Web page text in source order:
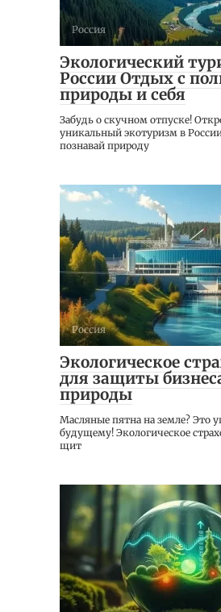
Россия
Экологический
России Отдых с
природы и себя
Забудь о скучном отпуске!
уникальный экотуризм в
познавай природу
Россия
Экологическое
для защиты
природы
Масляные пятна на земле? Это
будущему! Экологическое
щит